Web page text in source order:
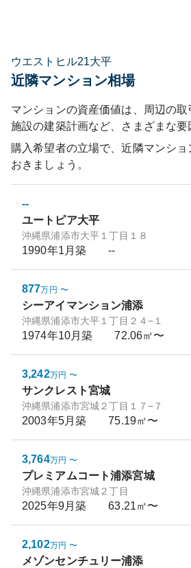
ウエストヒル21大平
近隣マンション相場
マンションの資産価値は、周辺の
施設の建築計画など、さまざまな要
購入希望者の立場で、近隣マンシ
おきましょう。
--
ユートピア大平
沖縄県浦添市大平１丁目１８
1990年1月築 --
877万円 〜
シーアイマンション浦添
沖縄県浦添市大平１丁目２４−１
1974年10月築 72.06㎡〜
3,242万円 〜
サンクレスト宮城
沖縄県浦添市宮城２丁目１７−７
2003年5月築 75.19㎡〜
3,764万円 〜
プレミアムコート浦添宮城
沖縄県浦添市宮城２丁目
2025年9月築 63.21㎡〜
2,102万円 〜
メゾンセンチュリー浦添